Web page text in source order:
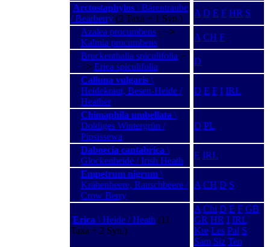
Arctostaphylos \ Bärentraube
/ Bearberry (2 Taxa + 1 Syn.)
A D E F HR S
Azalea procumbens −−>
Kalmia procumbens
A CH F
Bruckenthalia spiculifolia −
−> Erica spiculifolia
D
Calluna vulgaris \
Heidekraut, Besen-Heide /
Heather
D E F I IRL
Chimaphila umbellata \
Doldiges Wintergrün /
Pipsissewa
D PL
Daboecia cantabrica \
Glockenheide / Irish Heath
E IRL
Empetrum nigrum \
Krähenbeere, Rauschbeere /
Crow Berry
A CH D S
Erica \ Heide / Heath (11
Taxa + 2 Syn.)
A Chi D E F GB
GR HR I IRL
Kre Les Pal S
Sam Siz Ten